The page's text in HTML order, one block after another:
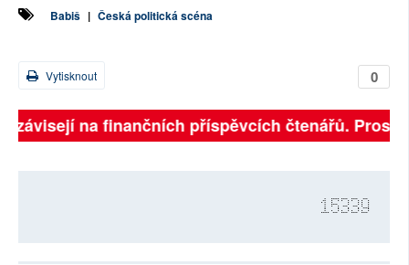
Babiš | Česká politická scéna
0
Vytisknout
na finančních příspěvcích čtenářů.
15339